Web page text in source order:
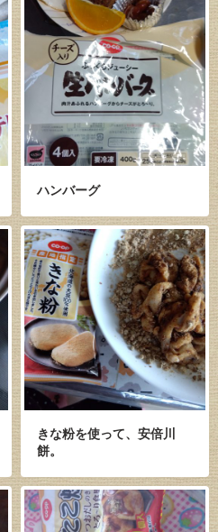
ハンバーグ
きな粉を使って、安倍川
餅。